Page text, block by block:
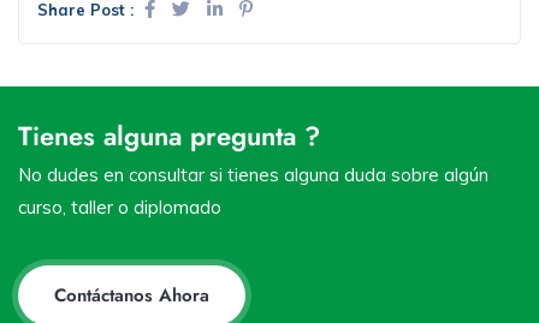
Share Post :
Tienes alguna pregunta ?
No dudes en consultar si tienes alguna duda sobre algún
curso, taller o diplomado
Contáctanos Ahora